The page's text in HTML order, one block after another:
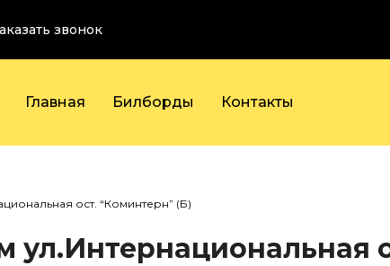
звонок
Главная Билборды Контакты
ост. “Коминтерн” (Б)
ул.Интернациональная